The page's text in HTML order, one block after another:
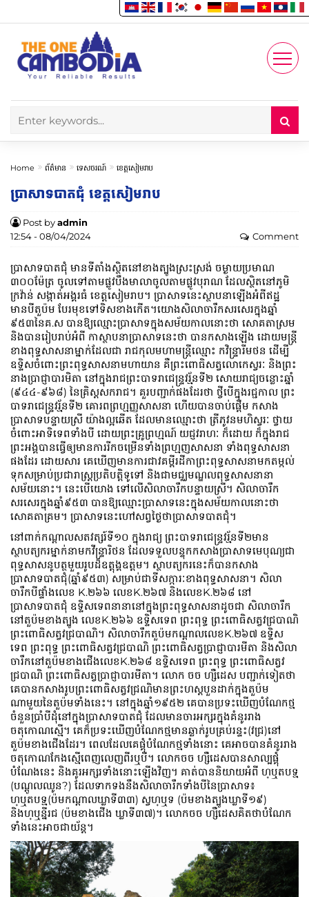
Account
Enjoy
Home ព័ត៌មាន ទេសចរណ៍ ខេត្តសៀមរាប
ប្រាសាទបាតជុំ ខេត្តសៀមរាប
Post byadmin
12:54 - 08/04/2024
Comment
ប្រាសាទបាតជុំ មានទីតាំងស្ថិតនៅខាងត្បូងស្រះស្រង់ ចម្ងាយប្រមាណ
៣០០ម៉ែត្រ ចូលទៅតាមផ្លូវបឹងមាលាចូលតាមផ្លូវបុរាណ ដែលស្ថិតនៅភូមិ
ក្រវ៉ាន់ សង្កាត់អង្គរធំ ខេត្តសៀមរាប។ ប្រាសាទនេះស្ថាបនាឡើងអំពីឥដ្ឋ
មានបីតួប៉ម បែរមុខទៅទិសខាងកើត។យោងសិលាចារឹកសរសេរក្នុងឆ្នាំ
៩៥៣នៃគ.ស បានឱ្យឈ្មោះប្រាសាទក្នុងសម័យកាលនោះថា សោគតាស្រម
និងបានរៀបរាប់អំពី កាស្ថាបនាប្រាសាទនេះថា បានកសាងឡើង ដោយមន្រ្តី
ខាងពុទ្ធសាសនាម្នាក់ដែលជា រាជកុលមហាមន្ត្រីឈ្មោះ កវិន្រ្ទារីមថន ដើម្បី
ឧទ្ទិសចំពោះព្រះពុទ្ធសាសនាមហាយាន គឺព្រះពោធិសត្វលោកេស្វរៈ និងព្រះ
នាងប្រាជ្ញាបារមិតា នៅក្នុងរាជព្រះបាទរាជេន្ទ្រវរ្ម័នទី២ សោយរាជ្យចន្លោះឆ្នាំ
(៩៤៤-៩៦៨) នៃគ្រិស្តសករាជ។ គួរបញ្ជាក់ផងដែរថា ថ្វីបើក្នុងរជ្ជកាល ព្រះ
បាទរាជេន្ទ្រវរ្ម័នទី២ គោរពព្រហ្មញ្ញសាសនា ហើយបានចាប់ផ្តើម កសាង
ប្រាសាទបន្ទាយស្រី យ៉ាងល្អឆើត ដែលមានឈ្មោះថា ត្រីភូវនមហិស្វរៈ ថ្វាយ
ចំពោះអាទិទេពទាំងបី ដោយព្រះគ្រូព្រហ្មណ៍ យជ្ញវរាហៈ ក៏ដោយ ក៏ក្នុងរាជ
ព្រះអង្គបានធ្វើឲ្យមានការរីកចម្រើនទាំងព្រហ្មញសាសនា ទាំងពុទ្ធសាសនា
ផងដែរ ដោយសារ គេឃើញមានការជាវគម្ពីរដីកាព្រះពុទ្ធសាសនាមកតម្កល់
ទុកសម្រាប់ប្រជារាស្ត្រប្រតិបត្តិទូទៅ និងជាមជ្ឈមណ្ឌលពុទ្ធសាសនានា
សម័យនោះ។ នេះបើយោង ទៅលើសិលាចារឹកបន្ទាយស្រី។ សិលាចារឹក
សរសេរក្នុងឆ្នាំ៩៥៣ បានឱ្យឈ្មោះប្រាសាទនេះក្នុងសម័យកាលនោះថា
សោគតាគ្រម។ ប្រាសាទនេះហៅសព្វថ្ងៃថាប្រាសាទបាតជុំ។
នៅពាក់កណ្តាលសតវត្សរ៍ទី១០ ក្នុងរាជ្យ ព្រះបាទរាជេន្ទ្រវរ្ម័នទី២មាន
ស្ថាបត្យករម្នាក់នាមកវីន្ទ្រារិថន ដែលទទួលបន្ទុកកសាងប្រាសាទមេបុណ្យជា
ពុទ្ធសាសនូបត្ថមួយរូបដ៏ឧត្តុង្គឧត្តម។ ស្ថាបត្យករនេះក៏បានកសាង
ប្រាសាទបាតជុំ(ឆ្នាំ៩៥៣) សម្រាប់ជាទីសក្ការៈខាងពុទ្ធសាសនា។ សិលា
ចារឹកបីផ្ទាំងលេខ K.២៦៦ លេខK.២៦៧ និងលេខK.២៦៨ នៅ
ប្រាសាទបាតជុំ ឧទ្ទិសទេពនានានៅក្នុងព្រះពុទ្ធសាសនាដូចជា សិលាចារឹក
នៅតួប៉មខាងត្បូង លេខK.២៦៦ ឧទ្ទិសទេព ព្រះពុទ្ធ ព្រះពោធិសត្វវជ្របាណិ
ព្រះពោធិសត្វវជ្របាណិ។ សិលាចារឹកតួប៉មកណ្តាលលេខK.២៦៧ ឧទ្ទិស
ទេព ព្រះពុទ្ធ ព្រះពោធិសត្វវជ្របាណិ ព្រះពោធិសត្វប្រាជ្ញាបារមីតា និងសិលា
ចារឹកនៅតួប៉មខាងជើងលេខK.២៦៨ ឧទ្ទិសទេព ព្រះពុទ្ធ ព្រះពោធិសត្វវ
ជ្របាណិ ព្រះពោធិសត្វប្រាជ្ញាបារមីតា។ លោក ចច ហ្សឺដេស បញ្ជាក់ទៀតថា
គេបានកសាងរូបព្រះពោធិសត្វវជ្រណិមានព្រះហស្តបួនដាក់ក្នុងតួប៉ម
ណាមួយនៃតួប៉មទាំងនេះ។ នៅក្នុងឆ្នាំ១៩៥២ គេបានប្រទះឃើញបំណែកថ្ម
ចំនួនប្រាំបីដុំនៅក្នុងប្រាសាទបាតជុំ ដែលមានចារអក្សរក្នុងគំនូររាង
ចតុកោណស្មើ។ គេក៏ប្រទះឃើញបំណែកថ្មមានឆ្លាក់រូបគ្រប់រន្ទះ(វជ្រ)នៅ
តួប៉មខាងជើងដែរ។ ពេលដែលគេផ្គុំបំណែកថ្មទាំងនោះ គេអាចបានគំនូររាង
ចតុកោណកែងស្មើពេញលេញពីរឬបី។ លោកចច ហ្សឺដេសបានសាល្បផ្គុំ
បំណែងនេះ និងគូរអក្សរទាំងនោះឡើងវិញ។ គាត់បាននិយាយអំពី ហ្ឬតបទ្ម
(បណ្តូលឈូន?) ដែលទាកទងនឹងសិលាចារឹកទាំងបីនៃប្រាសាទ៖
ហ្ឬតបទ្ម(ប៉មកណ្តាលឃ្លាទី៣៣) ស្វហ្ឬទ (ប៉មខាងត្បូងឃ្លាទី១៩)
និងហ្ឬន្នីរជ (ប៉មខាងជើង ឃ្លាទី៣៧)។ លោកចច ហ្សឺដេសគិតថាបំណែក
ទាំងនេះអាចជាយ័ន្ត។